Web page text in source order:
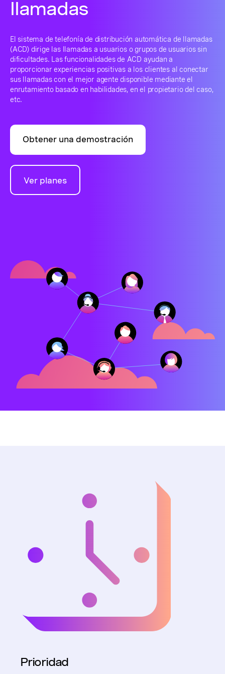
llamadas
El sistema de telefonía de distribución automática de llamadas
(ACD) dirige las llamadas a usuarios o grupos de usuarios sin
dificultades. Las funcionalidades de ACD ayudan a
proporcionar experiencias positivas a los clientes al conectar
sus llamadas con el mejor agente disponible mediante el
enrutamiento basado en habilidades, en el propietario del caso,
etc.
Obtener una demostración
Ver planes
Prioridad